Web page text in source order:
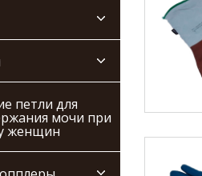
петли для
мочи при
женщин